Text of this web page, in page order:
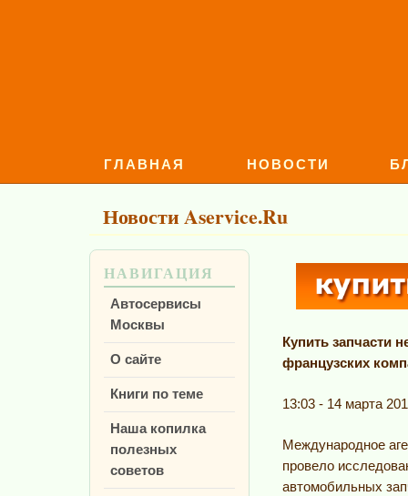
ГЛАВНАЯ НОВОСТИ
Новости Aservice.Ru
НАВИГАЦИЯ
Автосервисы
Москвы
О сайте
Книги по теме
Наша копилка
полезных
советов
Купить запчасти
французских
13:03 - 14 марта
Международное
провело
автомобильных